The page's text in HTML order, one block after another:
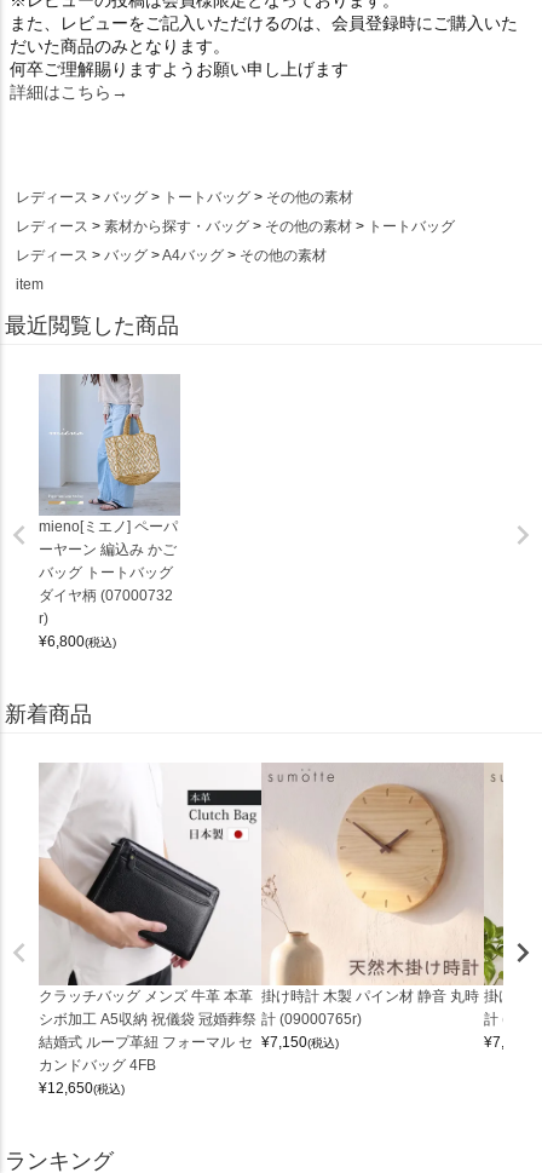
また、レビューをご記入いただけるのは、会員登録時にご購入いた
だいた商品のみとなります。
何卒ご理解賜りますようお願い申し上げます
詳細はこちら→
レディース バッグ トートバッグ
その他の素材
レディース
素材から探す・バッグ その他の素材
トートバッグ
レディース
バッグ A4バッグ
その他の素材
item
最近閲覧した商品
mieno[ミエノ] ペーパ
ーヤーン 編込み かご
バッグ トートバッグ
ダイヤ柄 (07000732
r)
¥6,800(税込)
新着商品
クラッチバッグ メンズ 牛革 本革
シボ加工 A5収納 祝儀袋 冠婚葬祭
結婚式 ループ革紐 フォーマル セ
カンドバッグ 4FB
¥12,650(税込)
掛け時計 木製 パイン材 静音 丸時
計 (09000765r)
¥7,150(税込)
掛け時
計
¥7,150
ランキング